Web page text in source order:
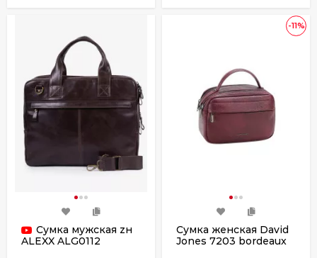
Сумка мужская zн
ALEXX ALG0112
-11%
Сумка женская David
Jones 7203 bordeaux